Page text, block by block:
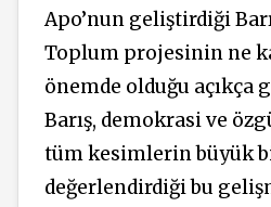
Apo’nun geliştirdiği
Toplum projesinin ne
önemde olduğu açıkça
Barış, demokrasi ve
tüm kesimlerin büyük
değerlendirdiği bu